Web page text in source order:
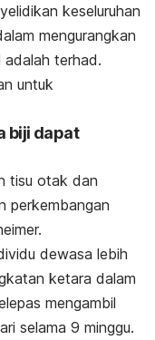
keseluruhan
mengurangkan
terhad.
untuk
biji dapat
tisu otak dan
perkembangan
dewasa lebih
ketara dalam
mengambil
selama 9 minggu.